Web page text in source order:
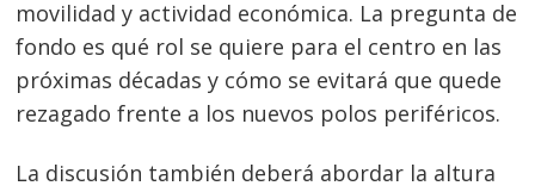
movilidad y actividad económica. La pregunta de
fondo es qué rol se quiere para el centro en las
próximas décadas y cómo se evitará que quede
rezagado frente a los nuevos polos periféricos.
La discusión también deberá abordar la altura
Navegación
de